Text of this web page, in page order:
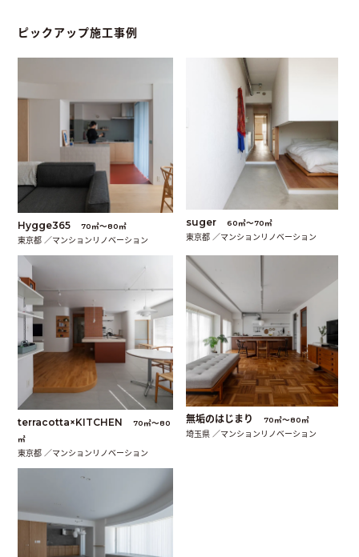
ピックアップ施工事例
Hygge365 70㎡〜80㎡
東京都 ／マンションリノベーション
suger 60㎡〜70㎡
東京都 ／マンションリノベーション
terracotta×KITCHEN
70㎡〜80
㎡
東京都 ／マンションリノベーション
無垢のはじまり 70㎡〜80㎡
埼玉県 ／マンションリノベーション